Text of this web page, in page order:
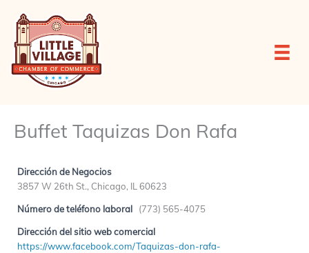
contenido
Buffet Taquizas Don Rafa
Dirección de Negocios
3857 W 26th St., Chicago, IL 60623
Número de teléfono laboral (773) 565-4075
Dirección del sitio web comercial
https://www.facebook.com/Taquizas-don-rafa-